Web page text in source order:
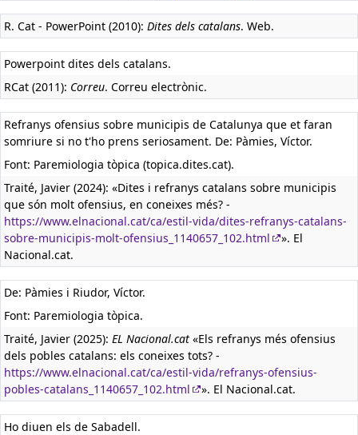
R. Cat - PowerPoint (2010): Dites dels catalans. Web.
Powerpoint dites dels catalans.
RCat (2011): Correu. Correu electrònic.
Refranys ofensius sobre municipis de Catalunya que et faran
somriure si no t'ho prens seriosament. De: Pàmies, Víctor.
Font: Paremiologia tòpica (topica.dites.cat).
Traité, Javier (2024): «Dites i refranys catalans sobre municipis
que són molt ofensius, en coneixes més? -
https://www.elnacional.cat/ca/estil-vida/dites-refranys-catalans-
sobre-municipis-molt-ofensius_1140657_102.html
». El
Nacional.cat.
De: Pàmies i Riudor, Víctor.
Font: Paremiologia tòpica.
Traité, Javier (2025): EL Nacional.cat «Els refranys més ofensius
dels pobles catalans: els coneixes tots? -
https://www.elnacional.cat/ca/estil-vida/refranys-ofensius-
pobles-catalans_1140657_102.html
». El Nacional.cat.
Ho diuen els de Sabadell.